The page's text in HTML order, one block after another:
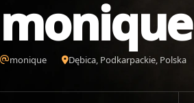
monique
monique Dębica, Podkarpackie, Polska